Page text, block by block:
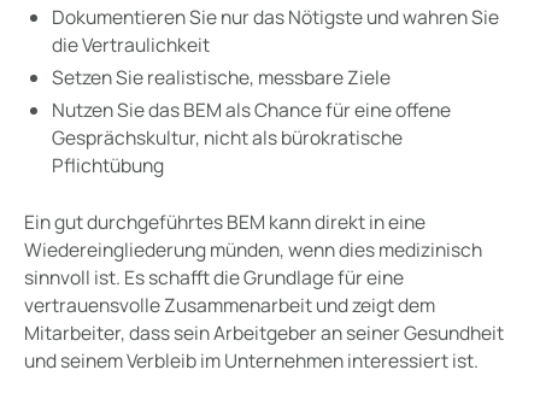
Dokumentieren Sie nur das Nötigste und wahren Sie
die Vertraulichkeit
Setzen Sie realistische, messbare Ziele
Nutzen Sie das BEM als Chance für eine offene
Gesprächskultur, nicht als bürokratische
Pflichtübung
Ein gut durchgeführtes BEM kann direkt in eine
Wiedereingliederung münden, wenn dies medizinisch
sinnvoll ist. Es schafft die Grundlage für eine
vertrauensvolle Zusammenarbeit und zeigt dem
Mitarbeiter, dass sein Arbeitgeber an seiner Gesundheit
und seinem Verbleib im Unternehmen interessiert ist.